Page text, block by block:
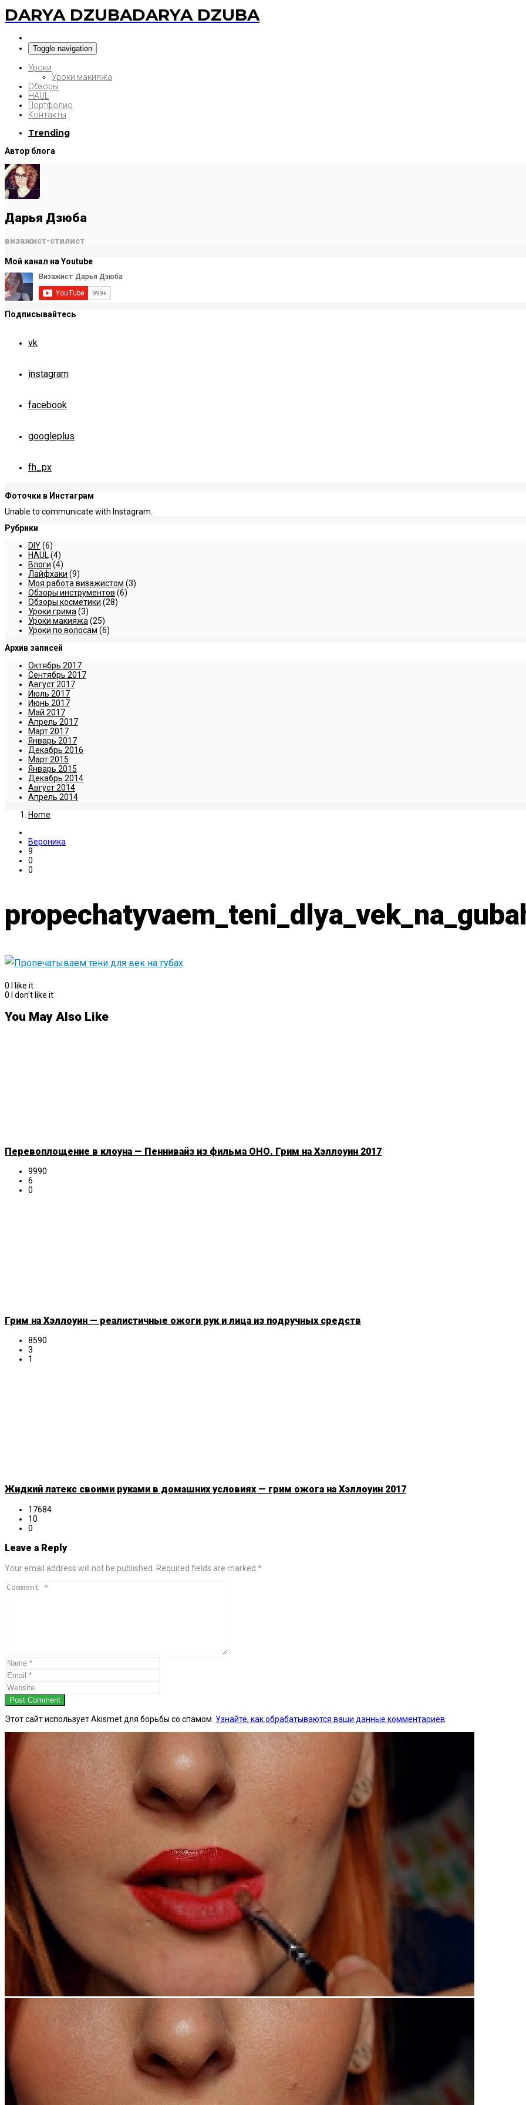
DARYA DZUBADARYA DZUBA
Toggle navigation
Уроки
Уроки макияжа
Обзоры
HAUL
Портфолио
Контакты
Trending
Автор блога
Дарья Дзюба
визажист-стилист
Мой канал на Youtube
Подписывайтесь
vk
instagram
facebook
googleplus
fh_px
Фоточки в Инстаграм
Unable to communicate with Instagram.
Рубрики
DIY(6)
HAUL (4)
Влоги (4)
Лайфхаки (9)
Моя работа визажистом (3)
Обзоры инструментов (6)
Обзоры косметики (28)
Уроки грима (3)
Уроки макияжа (25)
Уроки по волосам (6)
Архив записей
Октябрь 2017
Сентябрь 2017
Август 2017
Июль 2017
Июнь 2017
Май 2017
Апрель 2017
Март 2017
Январь 2017
Декабрь 2016
Март 2015
Январь 2015
Декабрь 2014
Август 2014
Апрель 2014
Home
Вероника
9
0
0
0
I like it
0
I don't like it
You May Also Like
Перевоплощение в клоуна — Пеннивайз из фильма ОНО. Грим на Хэллоуин 2017
9990
6
0
Грим на Хэллоуин — реалистичные ожоги рук и лица из подручных средств
8590
3
1
Жидкий латекс своими руками в домашних условиях — грим ожога на Хэллоуин 2017
17684
10
0
Leave a Reply
Your email address will not be published. Required fields are marked *
Post Comment
Этот сайт использует Akismet для борьбы со спамом. Узнайте, как обрабатываются ваши данные комментариев